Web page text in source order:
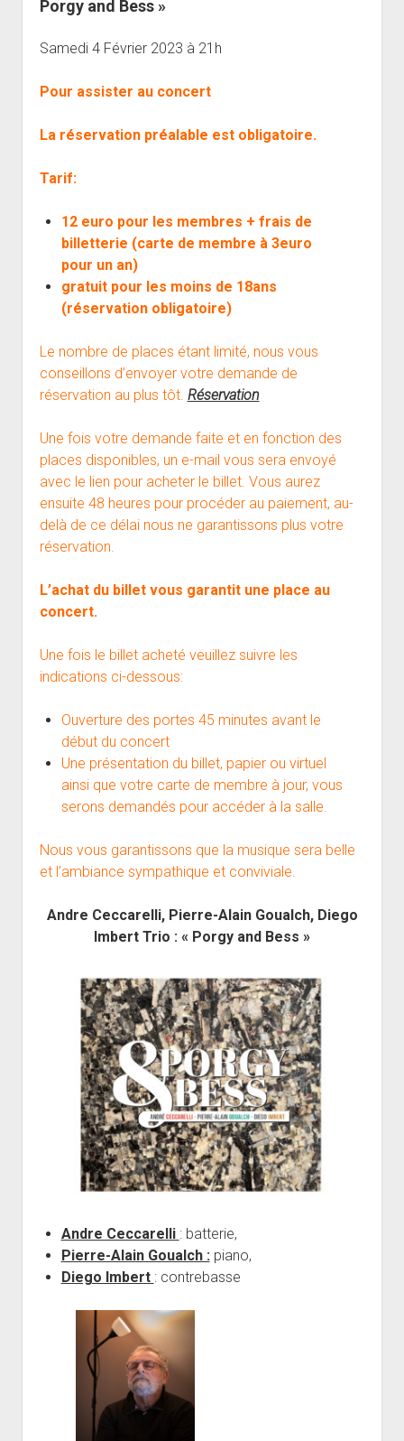
Master class
Musiciens Amateurs
Où Sommes-Nous
Contact
Porgy and Bess »
Samedi 4 Février 2023 à 21h
Pour assister au concert
La réservation préalable est obligatoire.
Tarif:
12 euro pour les membres + frais de
billetterie (carte de membre à 3euro
pour un an)
gratuit pour les moins de 18ans
(réservation obligatoire)
Le nombre de places étant limité, nous vous
conseillons d’envoyer votre demande de
réservation au plus tôt. Réservation
Une fois votre demande faite et en fonction des
places disponibles, un e-mail vous sera envoyé
avec le lien pour acheter le billet. Vous aurez
ensuite 48 heures pour procéder au paiement, au-
delà de ce délai nous ne garantissons plus votre
réservation.
L’achat du billet vous garantit une place au
concert.
Une fois le billet acheté veuillez suivre les
indications ci-dessous:
Ouverture des portes 45 minutes avant le
début du concert
Une présentation du billet, papier ou virtuel
ainsi que votre carte de membre à jour, vous
serons demandés pour accéder à la salle.
Nous vous garantissons que la musique sera belle
et l’ambiance sympathique et conviviale.
Andre Ceccarelli, Pierre-Alain Goualch, Diego
Imbert Trio : « Porgy and Bess »
Andre Ceccarelli : batterie,
Pierre-Alain Goualch : piano,
Diego Imbert : contrebasse